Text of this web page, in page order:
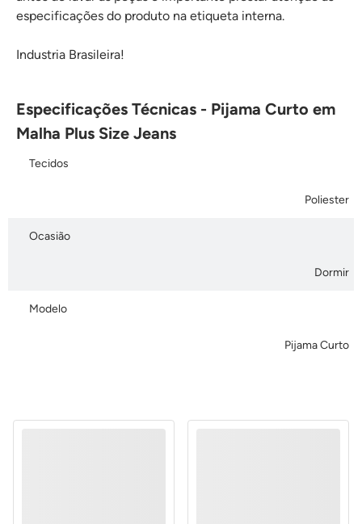
especificações do produto na etiqueta interna.
Industria Brasileira!
Especificações Técnicas - Pijama Curto em
Malha Plus Size Jeans
Tecidos
Poliester
Ocasião
Dormir
Modelo
Pijama Curto